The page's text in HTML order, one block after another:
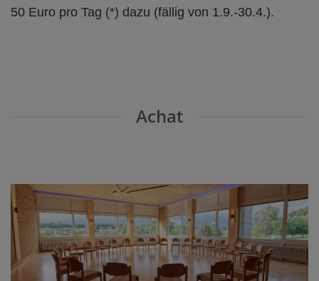
50 Euro pro Tag (*) dazu (fällig von 1.9.-30.4.).
Achat